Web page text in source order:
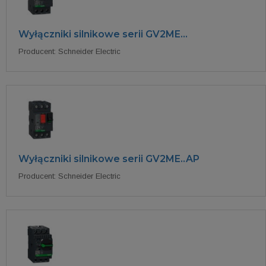
Wyłączniki silnikowe serii GV2ME...
Producent: Schneider Electric
Wyłączniki silnikowe serii GV2ME..AP
Producent: Schneider Electric